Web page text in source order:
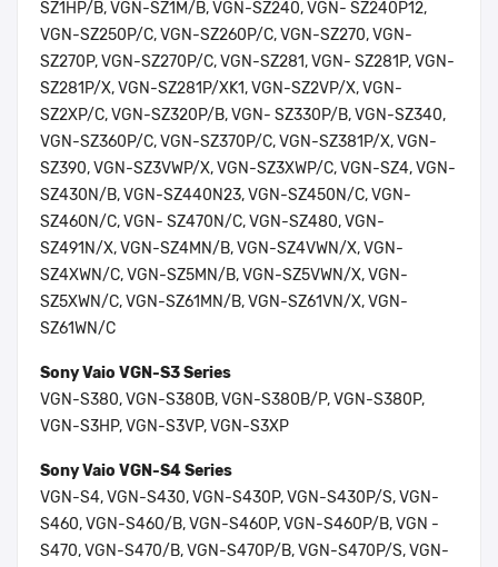
SZ1HP/B, VGN-SZ1M/B, VGN-SZ240, VGN- SZ240P12,
VGN-SZ250P/C, VGN-SZ260P/C, VGN-SZ270, VGN-
SZ270P, VGN-SZ270P/C, VGN-SZ281, VGN- SZ281P, VGN-
SZ281P/X, VGN-SZ281P/XK1, VGN-SZ2VP/X, VGN-
SZ2XP/C, VGN-SZ320P/B, VGN- SZ330P/B, VGN-SZ340,
VGN-SZ360P/C, VGN-SZ370P/C, VGN-SZ381P/X, VGN-
SZ390, VGN-SZ3VWP/X, VGN-SZ3XWP/C, VGN-SZ4, VGN-
SZ430N/B, VGN-SZ440N23, VGN-SZ450N/C, VGN-
SZ460N/C, VGN- SZ470N/C, VGN-SZ480, VGN-
SZ491N/X, VGN-SZ4MN/B, VGN-SZ4VWN/X, VGN-
SZ4XWN/C, VGN-SZ5MN/B, VGN-SZ5VWN/X, VGN-
SZ5XWN/C, VGN-SZ61MN/B, VGN-SZ61VN/X, VGN-
SZ61WN/C
Sony Vaio VGN-S3 Series
VGN-S380, VGN-S380B, VGN-S380B/P, VGN-S380P,
VGN-S3HP, VGN-S3VP, VGN-S3XP
Sony Vaio VGN-S4 Series
VGN-S4, VGN-S430, VGN-S430P, VGN-S430P/S, VGN-
S460, VGN-S460/B, VGN-S460P, VGN-S460P/B, VGN -
S470, VGN-S470/B, VGN-S470P/B, VGN-S470P/S, VGN-